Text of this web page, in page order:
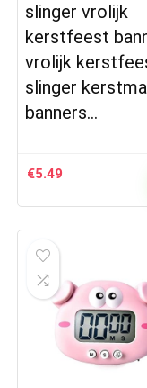
slinger vrolijk
kerstfeest
vrolijk
slinger
banners…
€5.49